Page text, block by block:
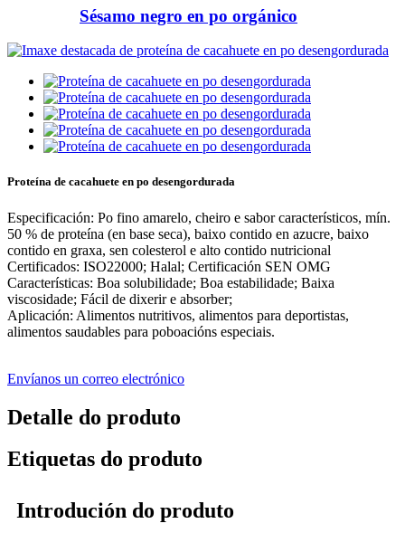
Sésamo negro en po orgánico
Proteína de cacahuete en po desengordurada
Especificación: Po fino amarelo, cheiro e sabor característicos, mín.
50 % de proteína (en base seca), baixo contido en azucre, baixo
contido en graxa, sen colesterol e alto contido nutricional
Certificados: ISO22000; Halal; Certificación SEN OMG
Características: Boa solubilidade; Boa estabilidade; Baixa
viscosidade; Fácil de dixerir e absorber;
Aplicación: Alimentos nutritivos, alimentos para deportistas,
alimentos saudables para poboacións especiais.
Envíanos un correo electrónico
Detalle do produto
Etiquetas do produto
Introdución do produto